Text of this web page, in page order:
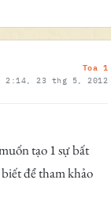
Toa 1
2:14, 23 thg 5, 2012
tạo 1 sự bất
để tham khảo